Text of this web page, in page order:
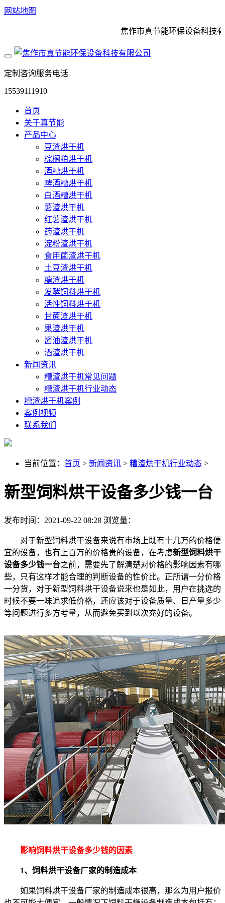
网站地图
焦作市真节能环保设备科技
定制咨询服务电话
15539111910
首页
关于真节能
产品中心
豆渣烘干机
棕榈粕烘干机
酒糟烘干机
啤酒糟烘干机
白酒糟烘干机
薯渣烘干机
红薯渣烘干机
药渣烘干机
淀粉渣烘干机
食用菌渣烘干机
土豆渣烘干机
糖渣烘干机
发酵饲料烘干机
活性饲料烘干机
甘蔗渣烘干机
果渣烘干机
酱油渣烘干机
酒渣烘干机
新闻资讯
糟渣烘干机常见问题
糟渣烘干机行业动态
糟渣烘干机案例
案例视频
联系我们
当前位置： 首页 > 新闻资讯 > 糟渣烘干机行业动态 >
新型饲料烘干设备多少钱一台
发布时间：2021-09-22 08:28 浏览量：
对于新型饲料烘干设备来说有市场上既有十几万的价格便
宜的设备，也有上百万的价格贵的设备，在考虑新型饲料烘干
设备多少钱一台之前，需要先了解清楚对价格的影响因素有哪
些，只有这样才能合理的判断设备的性价比。正所谓一分价格
一分货，对于新型饲料烘干设备说来也是如此，用户在挑选的
时候不要一味追求低价格，还应该对于设备质量、日产量多少
等问题进行多方考量，从而避免买到以次充好的设备。
影响饲料烘干设备多少钱的因素
1、饲料烘干设备厂家的制造成本
如果饲料烘干设备厂家的制造成本很高，那么为用户报价